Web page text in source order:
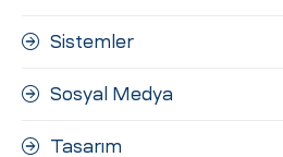
Sistemler
Sosyal Medya
Tasarım